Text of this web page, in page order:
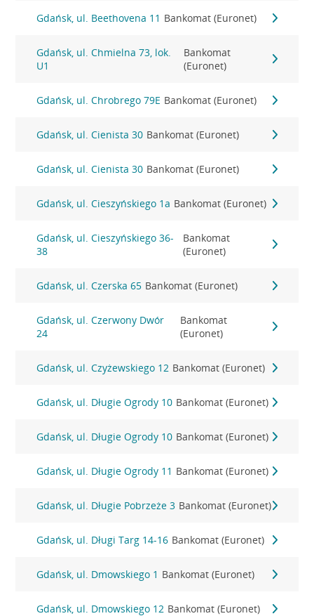
Gdańsk, ul. Beethovena 11 Bankomat (Euronet)
Gdańsk, ul. Chmielna 73, lok.
U1
Bankomat
(Euronet)
Gdańsk, ul. Chrobrego 79E Bankomat (Euronet)
Gdańsk, ul. Cienista 30 Bankomat (Euronet)
Gdańsk, ul. Cienista 30 Bankomat (Euronet)
Gdańsk, ul. Cieszyńskiego 1a Bankomat (Euronet)
Gdańsk, ul. Cieszyńskiego 36-
38
Bankomat
(Euronet)
Gdańsk, ul. Czerska 65 Bankomat (Euronet)
Gdańsk, ul. Czerwony Dwór
24
Bankomat
(Euronet)
Gdańsk, ul. Czyżewskiego 12 Bankomat (Euronet)
Gdańsk, ul. Długie Ogrody 10 Bankomat (Euronet)
Gdańsk, ul. Długie Ogrody 10 Bankomat (Euronet)
Gdańsk, ul. Długie Ogrody 11 Bankomat (Euronet)
Gdańsk, ul. Długie Pobrzeże 3 Bankomat (Euronet)
Gdańsk, ul. Długi Targ 14-16 Bankomat (Euronet)
Gdańsk, ul. Dmowskiego 1 Bankomat (Euronet)
Gdańsk, ul. Dmowskiego 12 Bankomat (Euronet)